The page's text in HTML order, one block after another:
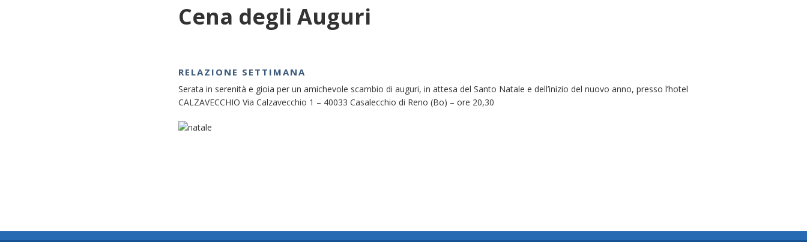
Cena degli Auguri
RELAZIONE SETTIMANA
Serata in serenità e gioia per un amichevole scambio di auguri, in attesa del Santo Natale e dell’inizio del nuovo anno, presso l’hotel
CALZAVECCHIO Via Calzavecchio 1 – 40033 Casalecchio di Reno (Bo) – ore 20,30